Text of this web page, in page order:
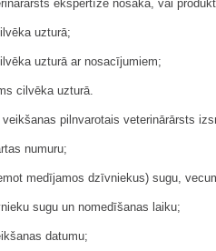
ekspertīzē nosaka, vai
uzturā;
uzturā ar nosacījumiem;
cilvēka uzturā.
pilnvarotais veterinārārsts
numuru;
medījamos dzīvniekus) sugu,
sugu un nomedīšanas laiku;
datumu;